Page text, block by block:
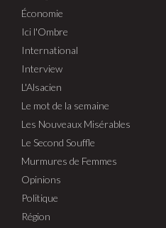
Économie
Ici l'Ombre
International
Interview
L'Alsacien
Le mot de la semaine
Les Nouveaux Misérables
Le Second Souffle
Murmures de Femmes
Opinions
Politique
Région